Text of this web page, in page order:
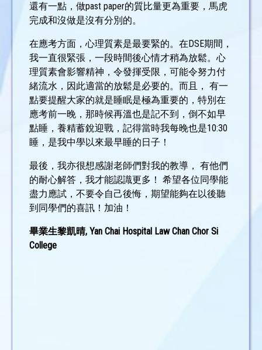
還有一點，做past paper的質比量更為重要，馬虎
完成和沒做是沒有分別的。
在應考方面，心理質素是最要緊的。在DSE期間，
我一直很緊張，一段時間後心情才稍為放鬆。心
理質素會影響精神，令發揮受限，可能令努力付
緒流水，因此適當的放鬆是必要的。而且， 有一
點要提醒大家的就是睡眠是極為重要的，特別在
應考前一晚，那時候再溫也是記不到，倒不如早
點睡，養精蓄銳迎戰，記得當時我每晚也是10:30
睡，是我中學以來最早睡的日子！
最後，我亦很想感謝老師們對我的教導， 有他們
的耐心解答，我才能認識更多！ 希望各位同學能
盡力應試，不要令自己後悔，期望能夠在以後聽
到同學們的喜訊！加油！
畢業生黎凱晴, Yan Chai Hospital Law Chan Chor Si
College